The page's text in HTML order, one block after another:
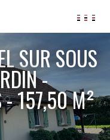
SUR SOUS
-
- 157,50 M²